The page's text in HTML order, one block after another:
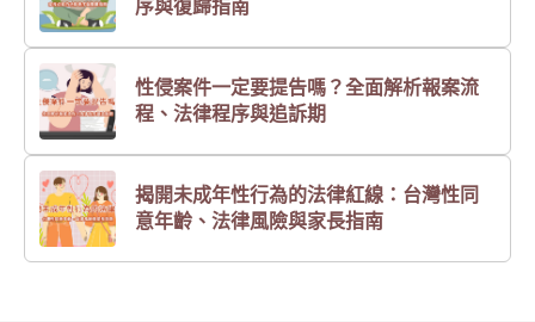
序與復歸指南
性侵案件一定要提告嗎？全面解析報案流
程、法律程序與追訴期
揭開未成年性行為的法律紅線：台灣性同
意年齡、法律風險與家長指南